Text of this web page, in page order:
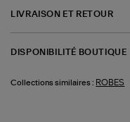
LIVRAISON ET RETOUR
DISPONIBILITÉ BOUTIQUE
Collections similaires : ROBES